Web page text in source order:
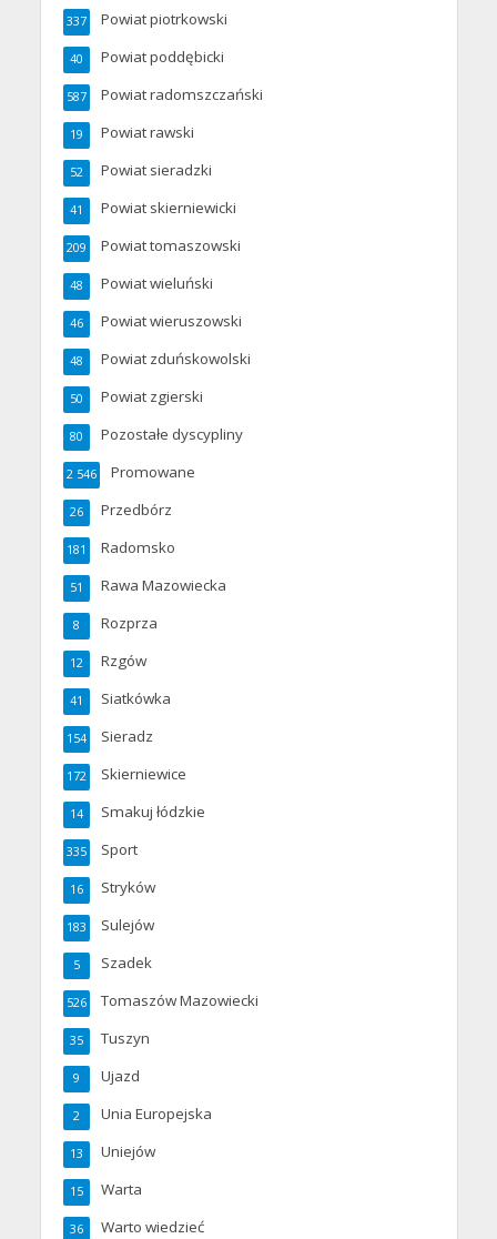
Powiat piotrkowski
337
Powiat poddębicki
40
Powiat radomszczański
587
Powiat rawski
19
Powiat sieradzki
52
Powiat skierniewicki
41
Powiat tomaszowski
209
Powiat wieluński
48
Powiat wieruszowski
46
Powiat zduńskowolski
48
Powiat zgierski
50
Pozostałe dyscypliny
80
Promowane
2 546
Przedbórz
26
Radomsko
181
Rawa Mazowiecka
51
Rozprza
8
Rzgów
12
Siatkówka
41
Sieradz
154
Skierniewice
172
Smakuj łódzkie
14
Sport
335
Stryków
16
Sulejów
183
Szadek
5
Tomaszów Mazowiecki
526
Tuszyn
35
Ujazd
9
Unia Europejska
2
Uniejów
13
Warta
15
Warto wiedzieć
36